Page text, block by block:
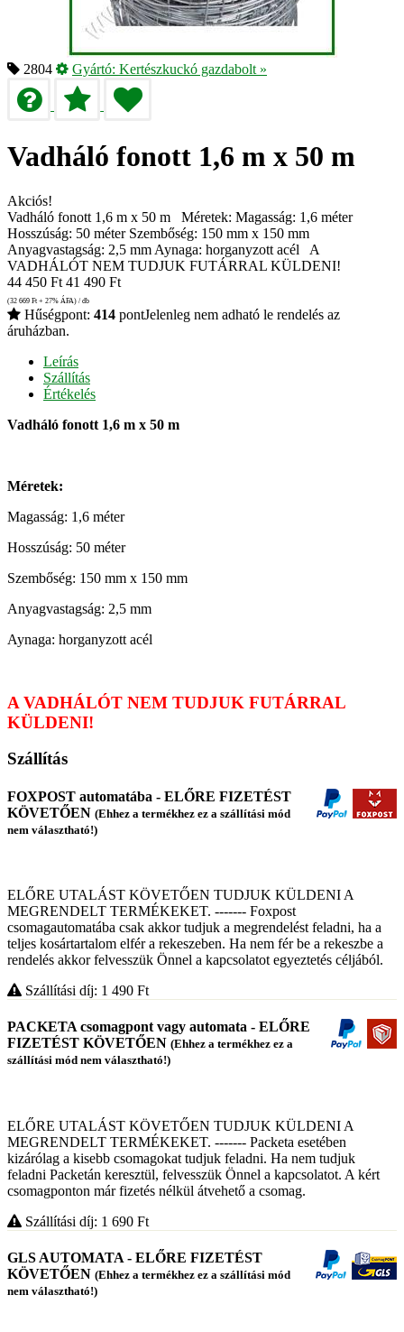
2804 Gyártó: Kertészkuckó gazdabolt »
Vadháló fonott 1,6 m x 50 m
Akciós!
Vadháló fonott 1,6 m x 50 m Méretek: Magasság: 1,6 méter
Hosszúság: 50 méter Szembőség: 150 mm x 150 mm
Anyagvastagság: 2,5 mm Aynaga: horganyzott acél A
VADHÁLÓT NEM TUDJUK FUTÁRRAL KÜLDENI!
44 450 Ft 41 490 Ft
(32 669 Ft + 27% ÁFA) / db
Hűségpont: 414 pontJelenleg nem adható le rendelés az
áruházban.
Leírás
Szállítás
Értékelés
Vadháló fonott 1,6 m x 50 m
Méretek:
Magasság: 1,6 méter
Hosszúság: 50 méter
Szembőség: 150 mm x 150 mm
Anyagvastagság: 2,5 mm
Aynaga: horganyzott acél
A VADHÁLÓT NEM TUDJUK FUTÁRRAL
KÜLDENI!
Szállítás
FOXPOST automatába - ELŐRE FIZETÉST
KÖVETŐEN (Ehhez a termékhez ez a szállítási mód
nem választható!)
ELŐRE UTALÁST KÖVETŐEN TUDJUK KÜLDENI A
MEGRENDELT TERMÉKEKET. ------- Foxpost
csomagautomatába csak akkor tudjuk a megrendelést feladni, ha a
teljes kosártartalom elfér a rekeszeben. Ha nem fér be a rekeszbe a
rendelés akkor felvesszük Önnel a kapcsolatot egyeztetés céljából.
Szállítási díj: 1 490 Ft
PACKETA csomagpont vagy automata - ELŐRE
FIZETÉST KÖVETŐEN (Ehhez a termékhez ez a
szállítási mód nem választható!)
ELŐRE UTALÁST KÖVETŐEN TUDJUK KÜLDENI A
MEGRENDELT TERMÉKEKET. ------- Packeta esetében
kizárólag a kisebb csomagokat tudjuk feladni. Ha nem tudjuk
feladni Packetán keresztül, felvesszük Önnel a kapcsolatot. A kért
csomagponton már fizetés nélkül átvehető a csomag.
Szállítási díj: 1 690 Ft
GLS AUTOMATA - ELŐRE FIZETÉST
KÖVETŐEN (Ehhez a termékhez ez a szállítási mód
nem választható!)